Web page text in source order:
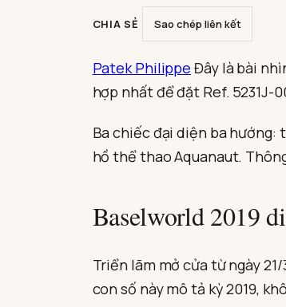
CHIA SẺ Sao chép liên kết
Patek Philippe Đây là bài
hợp nhất để đặt Ref. 5231J-
Ba chiếc đại diện ba hướng:
hồ thể thao Aquanaut.
Baselworld 2019
Triển lãm mở cửa từ ngày
con số này mô tả kỳ 2019,